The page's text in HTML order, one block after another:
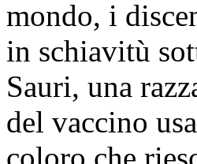
mondo, i
in schiavitù
Sauri, una
del vaccino
coloro che